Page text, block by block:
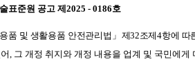
표준원 공고 제 2025 - 0186호
용품 및 생활용품 안전관리법」제32조제4항에
, 그 개정 취지와 개정 내용을 업계 및 국민에게